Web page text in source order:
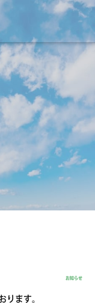
お知らせ
ります。